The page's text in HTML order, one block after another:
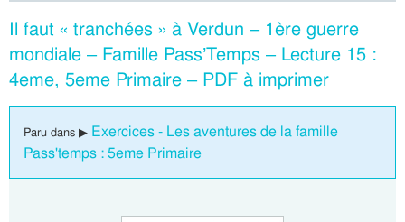
Il faut « tranchées » à Verdun – 1ère guerre
mondiale – Famille Pass’Temps – Lecture 15 :
4eme, 5eme Primaire – PDF à imprimer
Paru dans ▶ Exercices - Les aventures de la famille
Pass'temps : 5eme Primaire